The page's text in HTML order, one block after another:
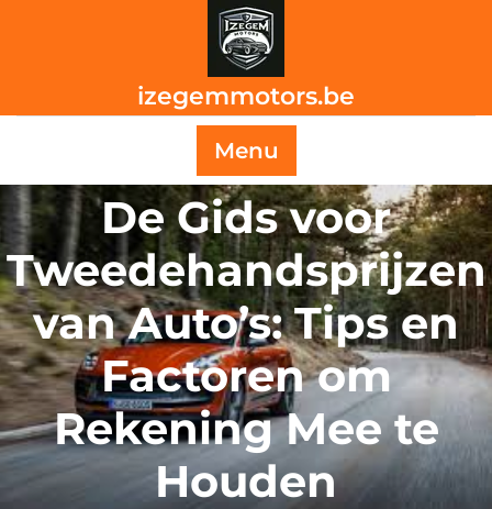
izegemmotors.be
Menu
De Gids voor
Tweedehandsprijzen
van Auto’s: Tips en
Factoren om
Rekening Mee te
Houden